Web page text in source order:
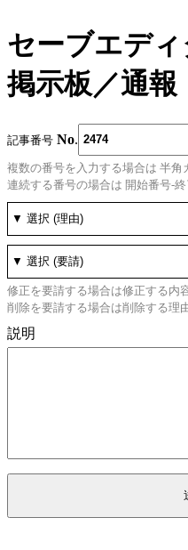
セーブエディ
掲示板／通報
記事番号 No
複数の番号を入力する場合は 半角
連続する番号の場合は 開始番号-
修正を要請する場合は修正する内
削除を要請する場合は削除する理
説明